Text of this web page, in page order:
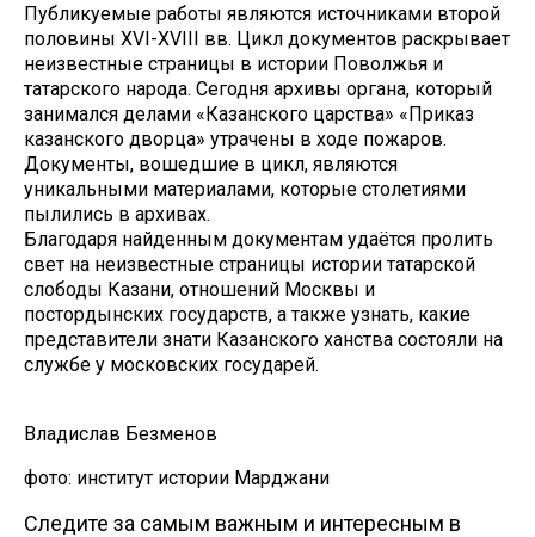
Публикуемые работы являются источниками второй
половины XVI-XVIII вв. Цикл документов раскрывает
неизвестные страницы в истории Поволжья и
татарского народа. Сегодня архивы органа, который
занимался делами «Казанского царства» «Приказ
казанского дворца» утрачены в ходе пожаров.
Документы, вошедшие в цикл, являются
уникальными материалами, которые столетиями
пылились в архивах.
Благодаря найденным документам удаётся пролить
свет на неизвестные страницы истории татарской
слободы Казани, отношений Москвы и
постордынских государств, а также узнать, какие
представители знати Казанского ханства состояли на
службе у московских государей.
Владислав Безменов
фото: институт истории Марджани
Следите за самым важным и интересным в